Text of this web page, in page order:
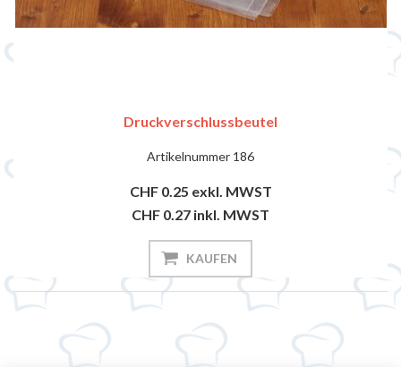
Druckverschlussbeutel
Artikelnummer 186
CHF 0.25 exkl. MWST
CHF 0.27 inkl. MWST
KAUFEN